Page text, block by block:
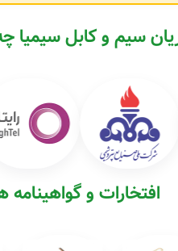
فشار ضعیف شرکت توانیر.
سیم و کابل سیمیا
افتخارات و